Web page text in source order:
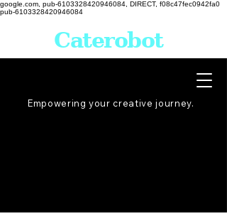
google.com, pub-6103328420946084, DIRECT, f08c47fec0942fa0
pub-6103328420946084
Empowering your creative journey.
Caterobot